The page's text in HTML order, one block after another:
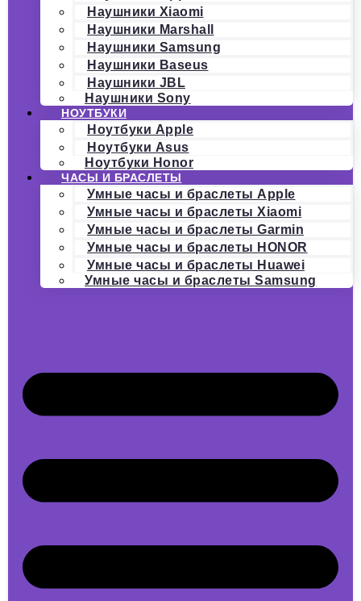
Наушники Xiaomi
Наушники Marshall
Наушники Samsung
Наушники Baseus
Наушники JBL
Наушники Sony
НОУТБУКИ
Ноутбуки Apple
Ноутбуки Asus
Ноутбуки Honor
ЧАСЫ И БРАСЛЕТЫ
Умные часы и браслеты Apple
Умные часы и браслеты Xiaomi
Умные часы и браслеты Garmin
Умные часы и браслеты HONOR
Умные часы и браслеты Huawei
Умные часы и браслеты Samsung